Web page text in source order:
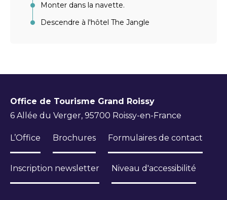
Monter dans la navette.
Descendre à l'hôtel The Jangle
Office de Tourisme Grand Roissy
6 Allée du Verger, 95700 Roissy-en-France
L’Office Brochures Formulaires de contact
Inscription newsletter Niveau d'accessibilité